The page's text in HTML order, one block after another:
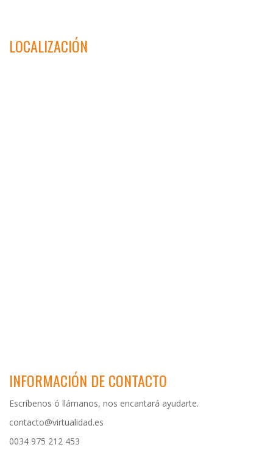
LOCALIZACIÓN
INFORMACIÓN DE CONTACTO
Escríbenos ó llámanos, nos encantará ayudarte.
contacto@virtualidad.es
0034 975 212 453